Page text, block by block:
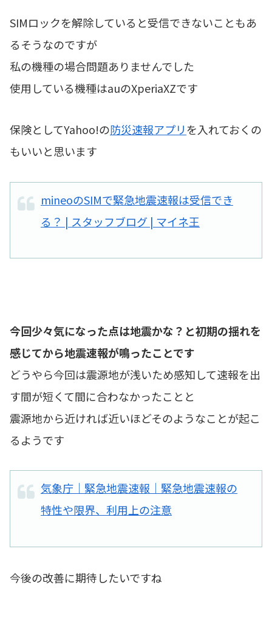
SIMロックを解除していると受信できないこともあ
るそうなのですが
私の機種の場合問題ありませんでした
使用している機種はauのXperiaXZです
保険としてYahoo!の防災速報アプリを入れておくの
もいいと思います
mineoのSIMで緊急地震速報は受信でき
る？ | スタッフブログ | マイネ王
今回少々気になった点は地震かな？と初期の揺れを
感じてから地震速報が鳴ったことです
どうやら今回は震源地が浅いため感知して速報を出
す間が短くて間に合わなかったことと
震源地から近ければ近いほどそのようなことが起こ
るようです
気象庁｜緊急地震速報｜緊急地震速報の
特性や限界、利用上の注意
今後の改善に期待したいですね